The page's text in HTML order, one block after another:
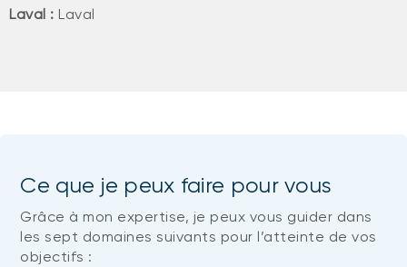
Laval : Laval
Ce que je peux faire pour vous
Grâce à mon expertise, je peux vous guider dans
les sept domaines suivants pour l’atteinte de vos
objectifs :